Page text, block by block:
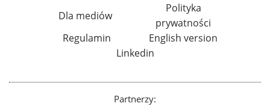
Dla mediów
Polityka
prywatności
Regulamin
English version
Linkedin
Partnerzy: